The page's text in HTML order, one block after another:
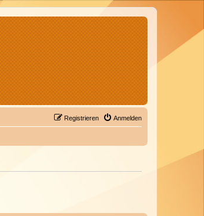
Anmelden
Registrieren